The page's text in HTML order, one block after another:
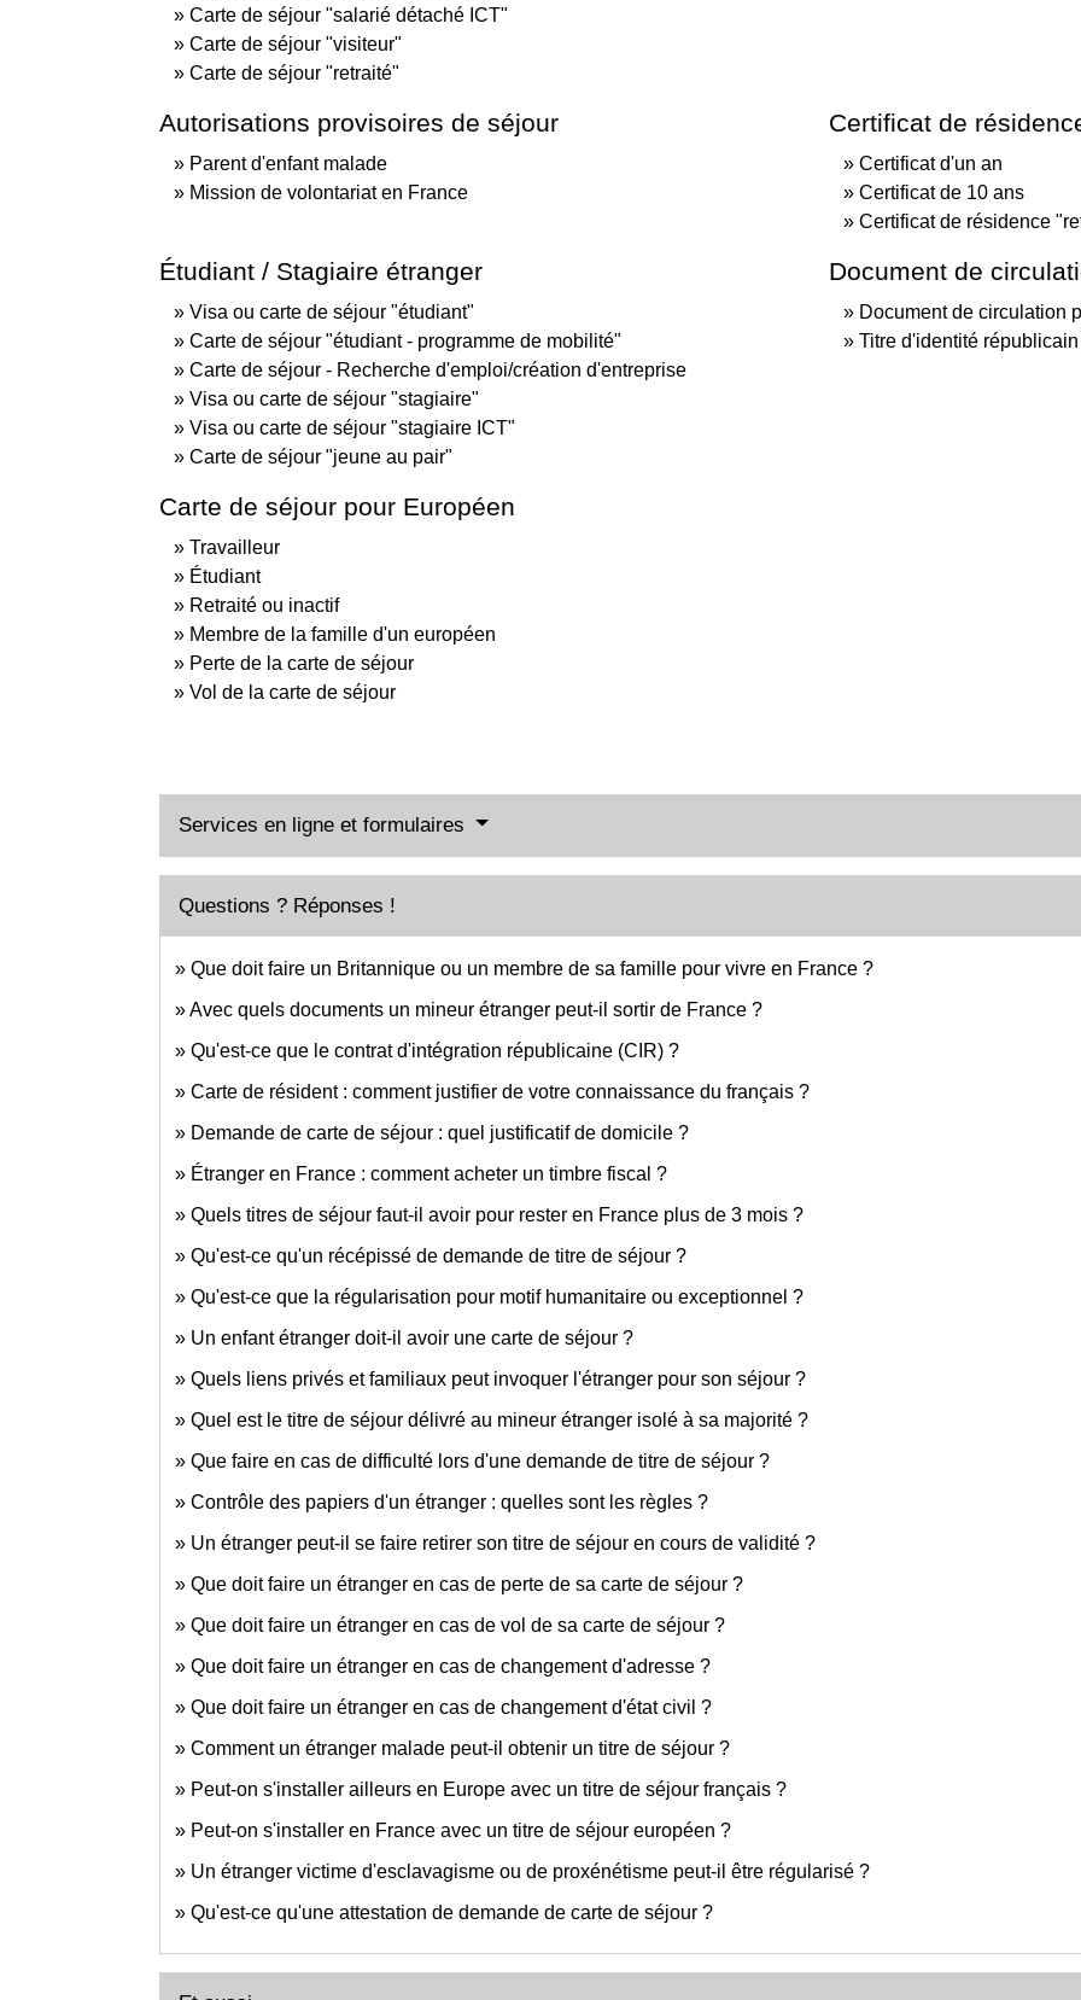
Carte de séjour "salarié détaché ICT"
Carte de séjour "visiteur"
Carte de séjour "retraité"
Autorisations provisoires de séjour
Parent d'enfant malade
Mission de volontariat en France
Certificat de
Certificat d'un an
Certificat de 10 ans
Certificat de résidence
Étudiant / Stagiaire étranger
Visa ou carte de séjour "étudiant"
Carte de séjour "étudiant - programme de mobilité"
Carte de séjour - Recherche d'emploi/création d'entreprise
Visa ou carte de séjour "stagiaire"
Visa ou carte de séjour "stagiaire ICT"
Carte de séjour "jeune au pair"
Document de
Document de circulation
Titre d'identité
Carte de séjour pour Européen
Travailleur
Étudiant
Retraité ou inactif
Membre de la famille d'un européen
Perte de la carte de séjour
Vol de la carte de séjour
Services en ligne et formulaires
Questions ? Réponses !
Que doit faire un Britannique ou un membre de sa famille pour vivre en France ?
Avec quels documents un mineur étranger peut-il sortir de France ?
Qu'est-ce que le contrat d'intégration républicaine (CIR) ?
Carte de résident : comment justifier de votre connaissance du français ?
Demande de carte de séjour : quel justificatif de domicile ?
Étranger en France : comment acheter un timbre fiscal ?
Quels titres de séjour faut-il avoir pour rester en France plus de 3 mois ?
Qu'est-ce qu'un récépissé de demande de titre de séjour ?
Qu'est-ce que la régularisation pour motif humanitaire ou exceptionnel ?
Un enfant étranger doit-il avoir une carte de séjour ?
Quels liens privés et familiaux peut invoquer l'étranger pour son séjour ?
Quel est le titre de séjour délivré au mineur étranger isolé à sa majorité ?
Que faire en cas de difficulté lors d'une demande de titre de séjour ?
Contrôle des papiers d'un étranger : quelles sont les règles ?
Un étranger peut-il se faire retirer son titre de séjour en cours de validité ?
Que doit faire un étranger en cas de perte de sa carte de séjour ?
Que doit faire un étranger en cas de vol de sa carte de séjour ?
Que doit faire un étranger en cas de changement d'adresse ?
Que doit faire un étranger en cas de changement d'état civil ?
Comment un étranger malade peut-il obtenir un titre de séjour ?
Peut-on s'installer ailleurs en Europe avec un titre de séjour français ?
Peut-on s'installer en France avec un titre de séjour européen ?
Un étranger victime d'esclavagisme ou de proxénétisme peut-il être régularisé ?
Qu'est-ce qu'une attestation de demande de carte de séjour ?